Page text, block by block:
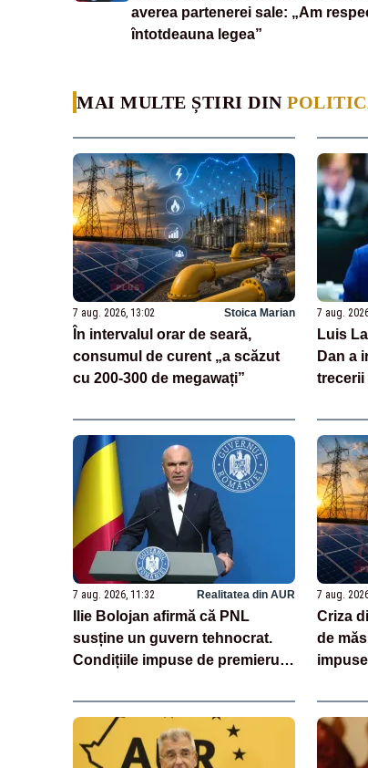
averea partenerei sale: „Am
întotdeauna legea”
MAI MULTE ȘTIRI DIN
7 aug. 2026, 13:02 Stoica Marian
În intervalul orar de seară,
consumul de curent „a scăzut
cu 200-300 de megawați”
7 aug.
Luis
Dan a
trecerii
7 aug. 2026, 11:32 Realitatea din AUR
Ilie Bolojan afirmă că PNL
susține un guvern tehnocrat.
Condițiile impuse de premierul
7 aug.
Criza
de